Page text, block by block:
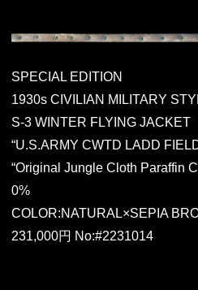
SPECIAL EDITION
1930s CIVILIAN MILITARY
S-3 WINTER FLYING JACKET
“U.S.ARMY CWTD LADD
“Original Jungle Cloth Paraffin
0%
COLOR:NATURAL×SEPIA
231,000円 No:#2231014